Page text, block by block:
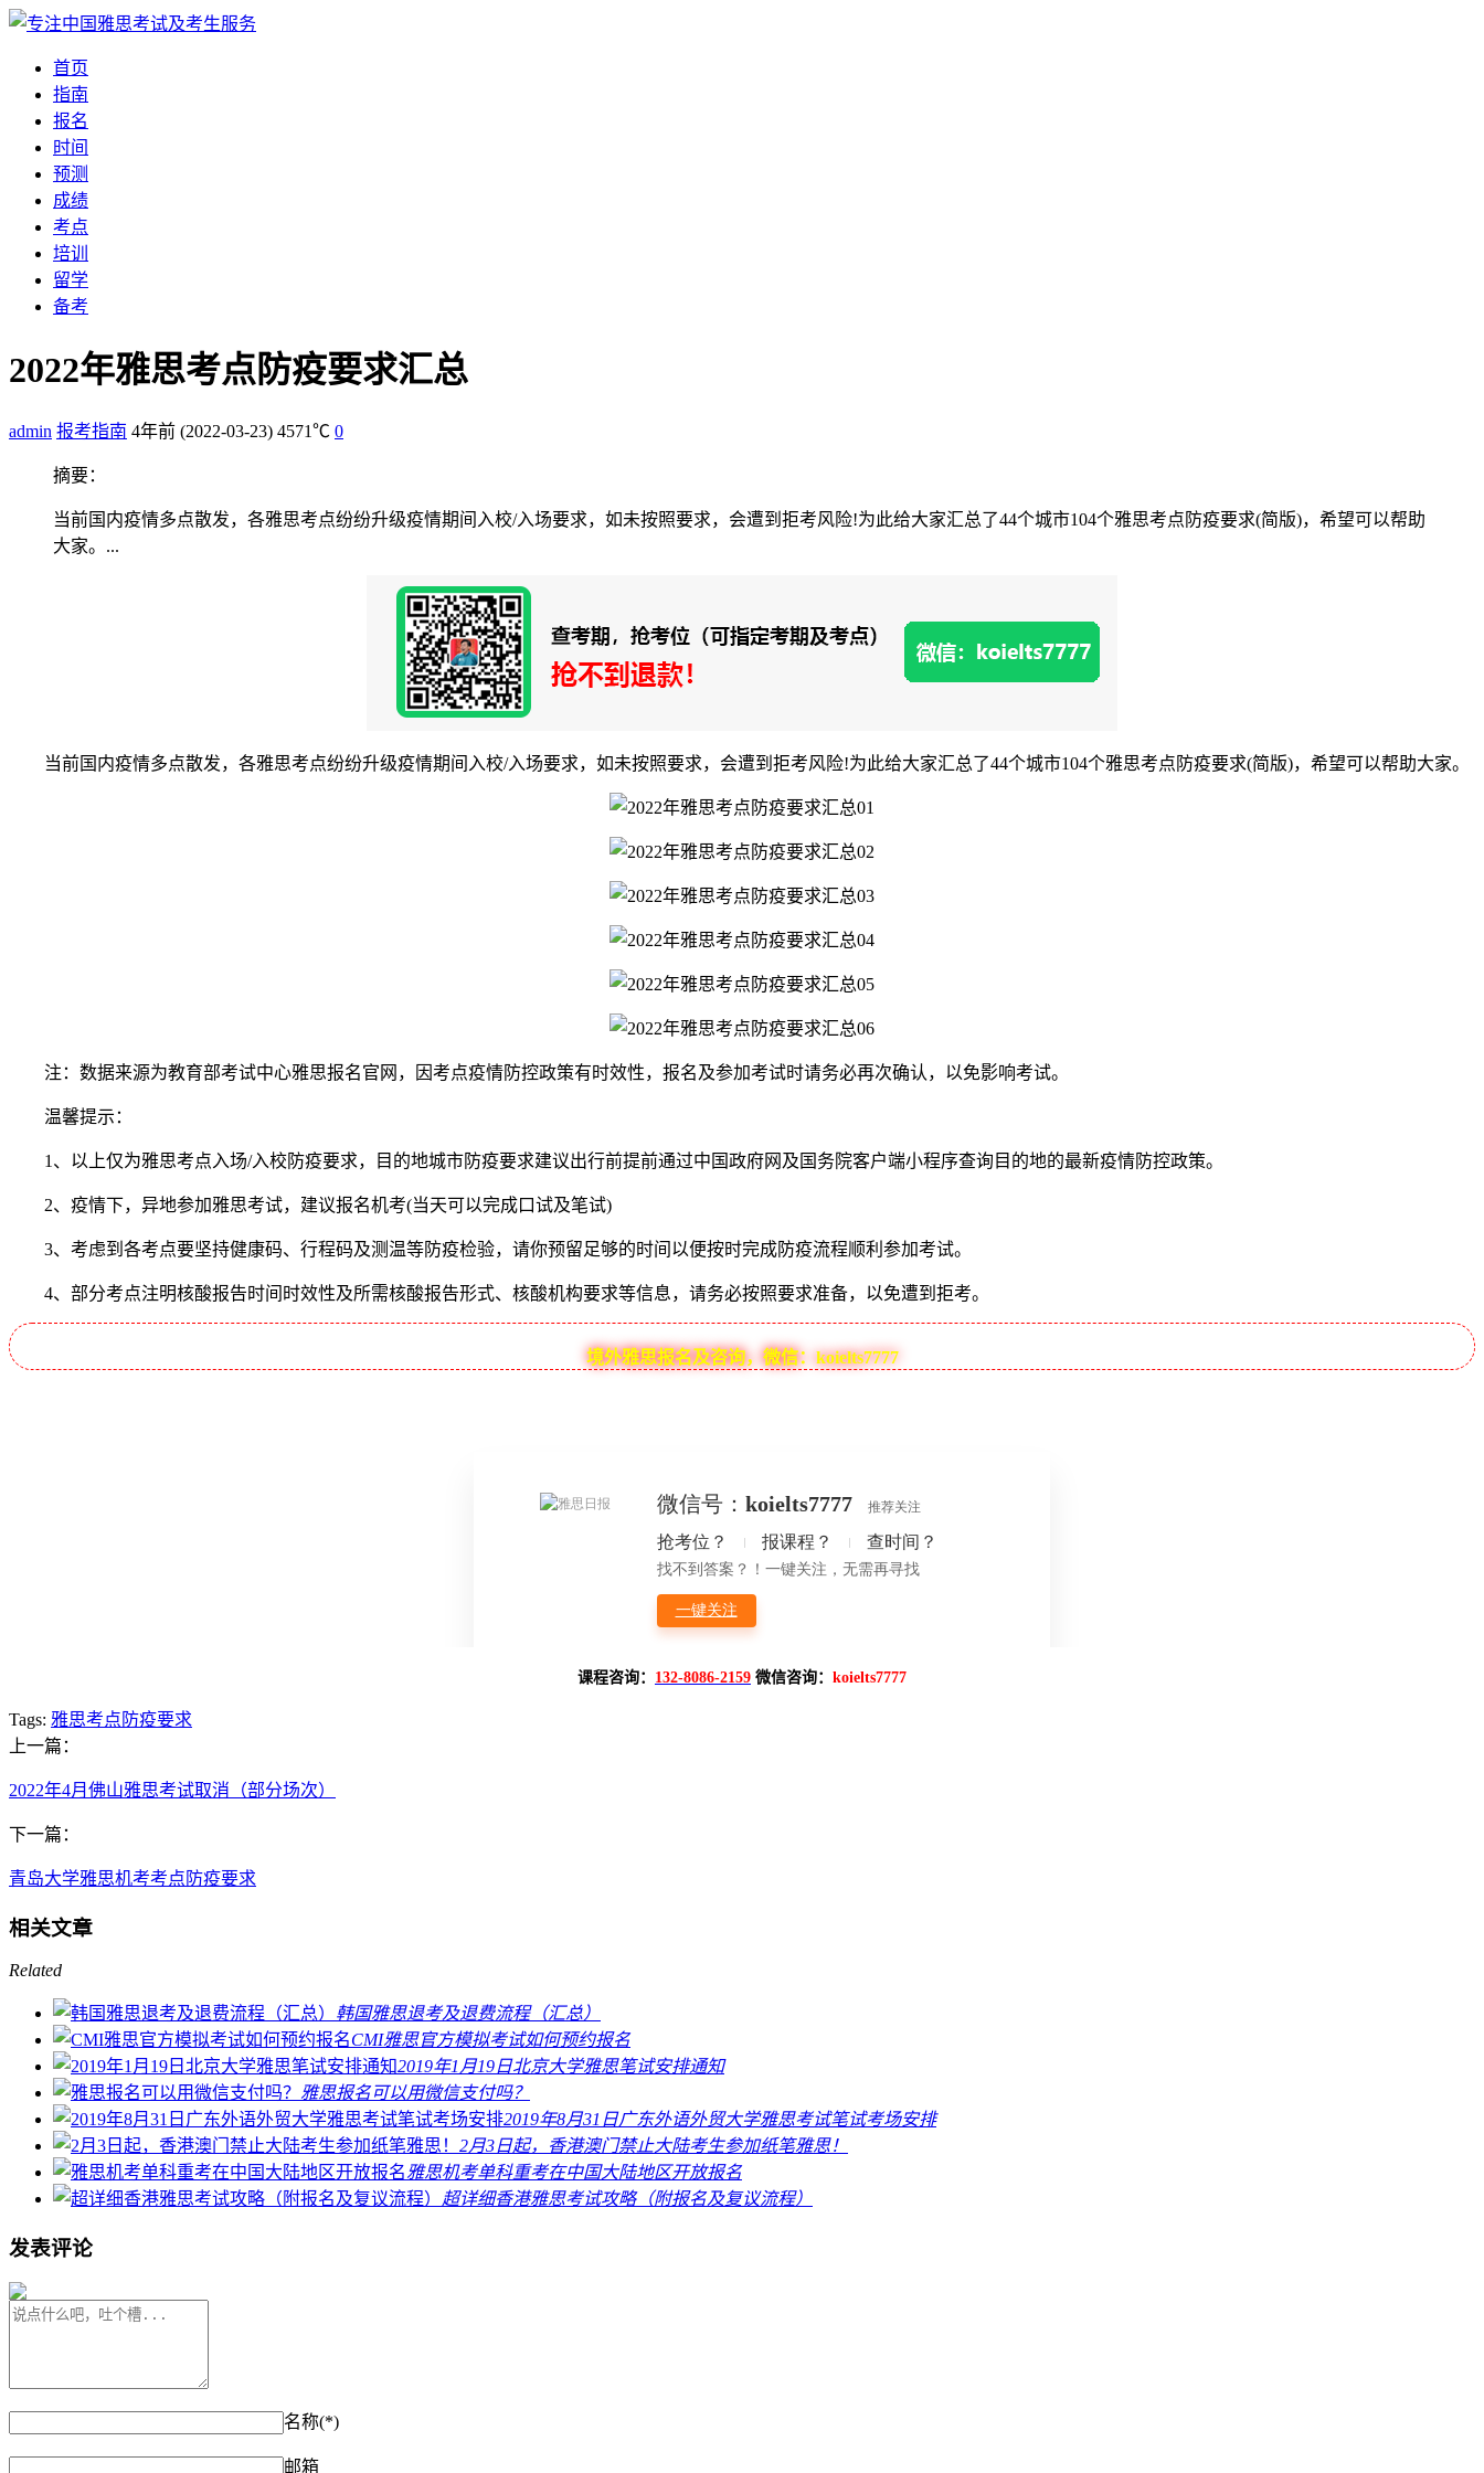
首页
指南
报名
时间
预测
成绩
考点
培训
留学
备考
2022年雅思考点防疫要求汇总
admin 报考指南 4年前 (2022-03-23) 4571℃ 0
摘要：
当前国内疫情多点散发，各雅思考点纷纷升级疫情期间入校/入场要求，如未按照要求，会遭到拒考风险!为此给大家汇总了44个城市104个雅思考点防疫要求(简版)，希望可以帮助
大家。...
当前国内疫情多点散发，各雅思考点纷纷升级疫情期间入校/入场要求，如未按照要求，会遭到拒考风险!为此给大家汇总了44个城市104个雅思考点防疫要求(简版)，希望可以帮助大家。
注：数据来源为教育部考试中心雅思报名官网，因考点疫情防控政策有时效性，报名及参加考试时请务必再次确认，以免影响考试。
温馨提示：
1、以上仅为雅思考点入场/入校防疫要求，目的地城市防疫要求建议出行前提前通过中国政府网及国务院客户端小程序查询目的地的最新疫情防控政策。
2、疫情下，异地参加雅思考试，建议报名机考(当天可以完成口试及笔试)
3、考虑到各考点要坚持健康码、行程码及测温等防疫检验，请你预留足够的时间以便按时完成防疫流程顺利参加考试。
4、部分考点注明核酸报告时间时效性及所需核酸报告形式、核酸机构要求等信息，请务必按照要求准备，以免遭到拒考。
境外雅思报名及咨询，微信：koielts7777
课程咨询： 132-8086-2159 微信咨询： koielts7777
Tags: 雅思考点防疫要求
上一篇：
2022年4月佛山雅思考试取消（部分场次）
下一篇：
青岛大学雅思机考考点防疫要求
相关文章
Related
韩国雅思退考及退费流程（汇总）
CMI雅思官方模拟考试如何预约报名
2019年1月19日北京大学雅思笔试安排通知
雅思报名可以用微信支付吗？
2019年8月31日广东外语外贸大学雅思考试笔试考场安排
2月3日起，香港澳门禁止大陆考生参加纸笔雅思！
雅思机考单科重考在中国大陆地区开放报名
超详细香港雅思考试攻略（附报名及复议流程）
发表评论
名称(*)
邮箱